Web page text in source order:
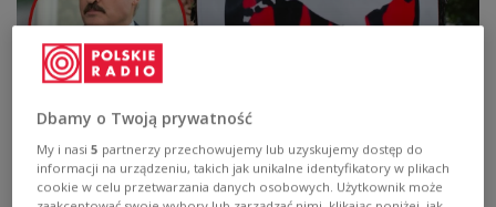
Represje na Białorusi nie ustają BRAIN STORM/Drop of Light/Shutterstock
Dbamy o Twoją prywatność
My i nasi5 partnerzy przechowujemy lub uzyskujemy dostęp do
informacji na urządzeniu, takich jak unikalne identyfikatory w plikach
cookie w celu przetwarzania danych osobowych. Użytkownik może